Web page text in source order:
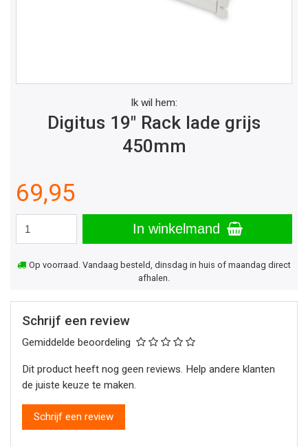
Ik wil hem:
Digitus 19" Rack lade grijs
450mm
69,95
In winkelmand
Op voorraad. Vandaag besteld, dinsdag in huis of maandag direct
afhalen.
Schrijf een review
Gemiddelde beoordeling
Dit product heeft nog geen reviews. Help andere klanten
de juiste keuze te maken.
Schrijf een review